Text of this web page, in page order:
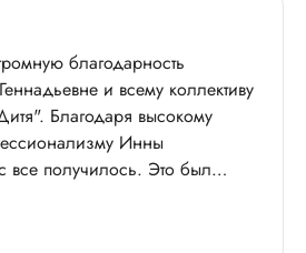
благодарность
и всему коллективу
Благодаря высокому
Инны
все получилось. Это был
вам процветания и
и их счастливых родителей